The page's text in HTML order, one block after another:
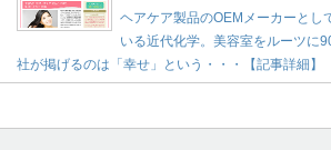
ヘアケア製品のOEMメーカーとし
いる近代化学。美容室をルーツに
社が掲げるのは「幸せ」という・・・【記事詳細】